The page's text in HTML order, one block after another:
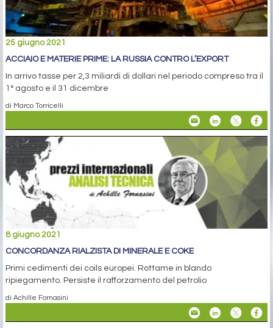
25 giugno 2021
ACCIAIO E MATERIE PRIME: LA RUSSIA CONTRO L’EXPORT
In arrivo tasse per 2,3 miliardi di dollari nel periodo compreso tra il
1° agosto e il 31 dicembre
di Marco Torricelli
8 giugno 2021
CONCORDANZA RIALZISTA DI MINERALE E COKE
Primi cedimenti dei coils europei. Rottame in blando
ripiegamento. Persiste il rafforzamento del petrolio
di Achille Fornasini